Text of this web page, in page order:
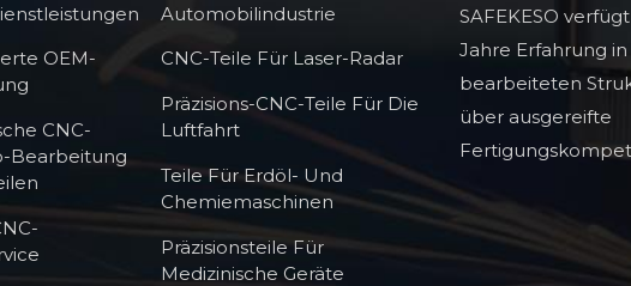
OEM-
CNC-
Bearbeitung
Automobilindustrie
CNC-Teile Für Laser-Radar
Präzisions-CNC-Teile Für Die
Luftfahrt
Teile Für Erdöl- Und
Chemiemaschinen
Präzisionsteile Für
Medizinische Geräte
SAFEKESO
Jahre Erfahrung
bearbeiteten
über ausgereifte
hochpräzise